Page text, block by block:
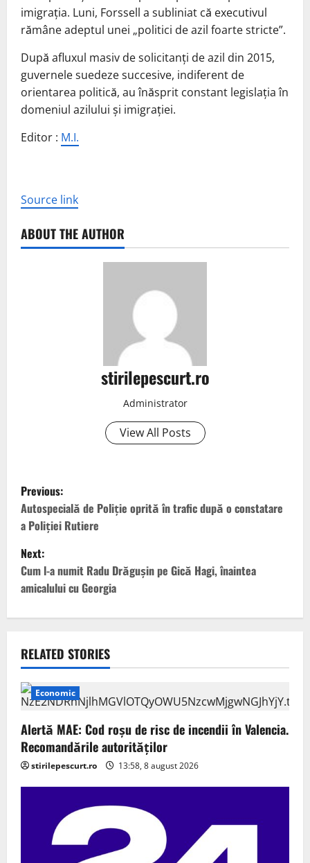
imigrația. Luni, Forssell a subliniat că executivul
rămâne adeptul unei „politici de azil foarte stricte”.
După afluxul masiv de solicitanți de azil din 2015,
guvernele suedeze succesive, indiferent de
orientarea politică, au înăsprit constant legislația în
domeniul azilului și imigrației.
Editor : M.I.
Source link
ABOUT THE AUTHOR
stirilepescurt.ro
Administrator
View All Posts
P
o
s
t
n
v
i
g
a
t
Previous:
Autospecială de Poliție oprită în trafic după o constatare
a Poliției Rutiere
Next:
Cum l-a numit Radu Drăgușin pe Gică Hagi, înaintea
amicalului cu Georgia
RELATED STORIES
Economic
Alertă MAE: Cod roșu de risc de incendii în Valencia.
Recomandările autorităților
stirilepescurt.ro 13:58, 8 august 2026